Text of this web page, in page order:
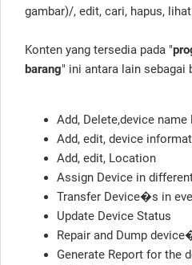
gambar)/, edit, cari, hapus,
Konten yang tersedia pada "
barang" ini antara lain sebagai
Add, Delete,device
Add, edit, device
Add, edit, Location
Assign Device in
Transfer Device�s in
Update Device Status
Repair and Dump
Generate Report for the